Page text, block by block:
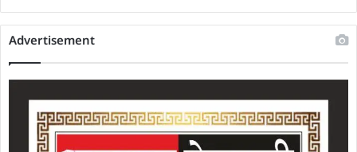
Advertisement